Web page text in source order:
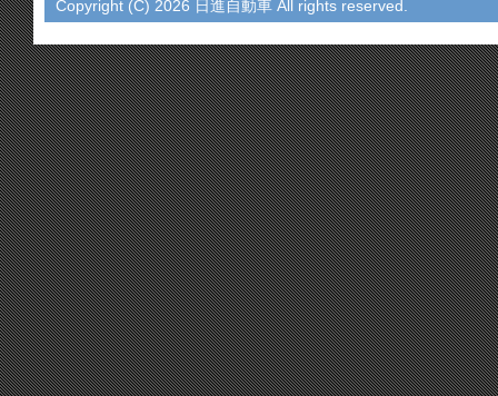
Copyright (C) 2026 日進自動車 All rights reserved.